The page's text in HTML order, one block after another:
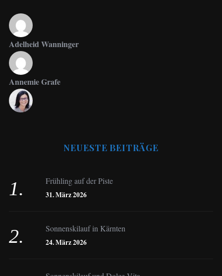
Adelheid Wanninger
Annemie Grafe
Birgit Werner
Christoph Schrahe
NEUESTE BEITRÄGE
Frühling auf der Piste
31. März 2026
Sonnenskilauf in Kärnten
24. März 2026